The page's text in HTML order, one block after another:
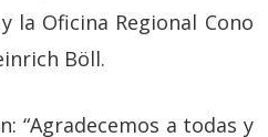
la Oficina Regional Cono
Böll.
“Agradecemos a todas y